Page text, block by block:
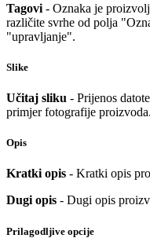
Tagovi - Oznaka je
različite svrhe od polja
"upravljanje".
Slike
Učitaj sliku - Prijenos
primjer fotografije proizvoda.
Opis
Kratki opis - Kratki opis
Dugi opis - Dugi opis
Prilagodljive opcije